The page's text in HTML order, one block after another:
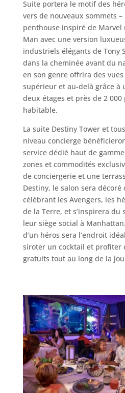
Suite portera le motif des
vers de nouveaux sommets
penthouse inspiré de Marvel
Man avec une version
industriels élégants de Tony
dans la cheminée avant du
en son genre offrira des
supérieur et au-delà grâce à
deux étages et près de 2 000
habitable.
La suite Destiny Tower et
niveau concierge
service dédié haut de gamme
zones et commodités
de conciergerie et une
Destiny, le salon sera décoré
célébrant les Avengers, les
de la Terre, et s’inspirera du
leur siège social à
d’un héros sera l’endroit
siroter un cocktail et profiter
gratuits tout au long de la